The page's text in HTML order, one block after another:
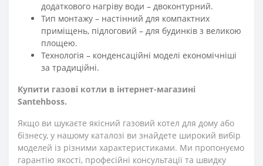
додаткового нагріву води – двоконтурний.
Тип монтажу – настінний для компактних
приміщень, підлоговий – для будинків з великою
площею.
Технологія – конденсаційні моделі економічніші
за традиційні.
Купити газові котли в інтернет-магазині
Santehboss.
Якщо ви шукаєте якісний газовий котел для дому або
бізнесу, у нашому каталозі ви знайдете широкий вибір
моделей із різними характеристиками. Ми пропонуємо
гарантію якості, професійні консультації та швидку